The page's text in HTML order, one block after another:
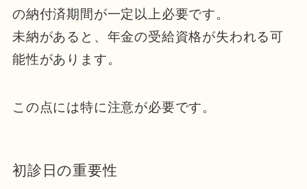
の納付済期間が一定以上必要です。
未納があると、年金の受給資格が失われる可
能性があります。
この点には特に注意が必要です。
初診日の重要性